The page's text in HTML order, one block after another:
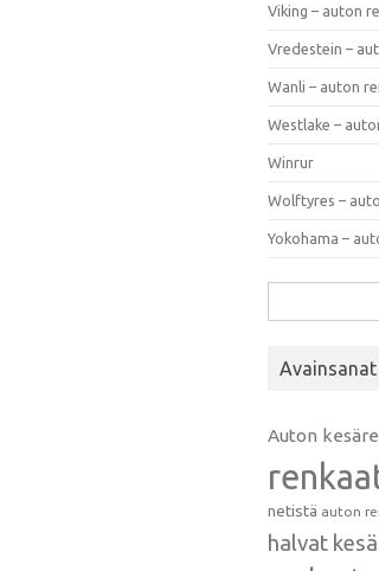
Viking – auton
Vredestein –
Wanli – auton
Westlake –
Winrur
Wolftyres –
Yokohama –
Avainsanat
Auton
netistä auton
halvat